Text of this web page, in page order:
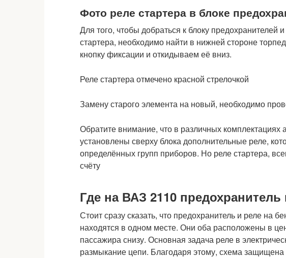
Фото реле стартера в блоке
Для того, чтобы добраться к блоку предохранителей
стартера, необходимо найти в нижней стороне
кнопку фиксации и откидываем её вниз.
Реле стартера отмечено красной стрелочкой
Замену старого элемента на новый, необходимо
Обратите внимание, что в различных комплектациях
установлены сверху блока дополнительные реле,
определённых групп приборов. Но реле стартера,
счёту
Где на ВАЗ 2110 предохранитель
Стоит сразу сказать, что предохранитель и реле на
находятся в одном месте. Они оба расположены в
пассажира снизу. Основная задача реле в
размыкание цепи. Благодаря этому, схема защищена